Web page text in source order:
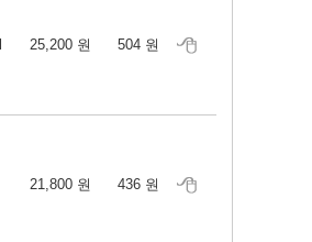
25,200 원 504 원
21,800 원 436 원